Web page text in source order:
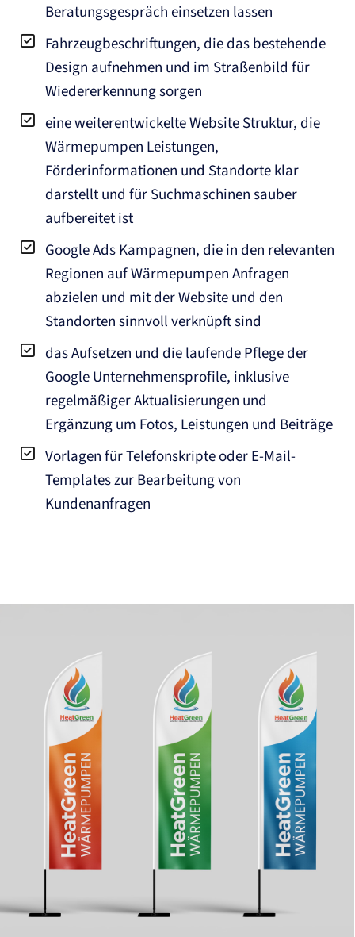
Beratungsgespräch einsetzen lassen
Fahrzeugbeschriftungen, die das bestehende
Design aufnehmen und im Straßenbild für
Wiedererkennung sorgen
eine weiterentwickelte Website Struktur, die
Wärmepumpen Leistungen,
Förderinformationen und Standorte klar
darstellt und für Suchmaschinen sauber
aufbereitet ist
Google Ads Kampagnen, die in den relevanten
Regionen auf Wärmepumpen Anfragen
abzielen und mit der Website und den
Standorten sinnvoll verknüpft sind
das Aufsetzen und die laufende Pflege der
Google Unternehmensprofile, inklusive
regelmäßiger Aktualisierungen und
Ergänzung um Fotos, Leistungen und Beiträge
Vorlagen für Telefonskripte oder E-Mail-
Templates zur Bearbeitung von
Kundenanfragen